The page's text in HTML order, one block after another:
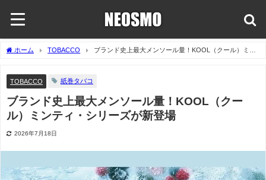
ホーム TOBACCO
ブランド史上最大メンソール量！KOOL（クール）ミン
TOBACCO 紙巻タバコ
ブランド史上最大メンソール量！KOOL（クー
ル）ミンティ・シリーズが新登場
2026年7月18日